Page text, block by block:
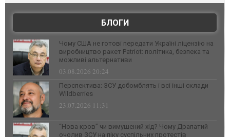
БЛОГИ
Чому США не готові передати Україні ліцензію на
виробництво ракет Patriot: політика, безпека та
можливі альтернативи
03.08.2026 20:24
Перспектива: ЗСУ добомблять і всі інші склади
Wildberries
23.07.2026 11:31
“Нова кров” чи вимушений хід? Чому Драпатий
очолив ЗСУ на піку суспільних протестів